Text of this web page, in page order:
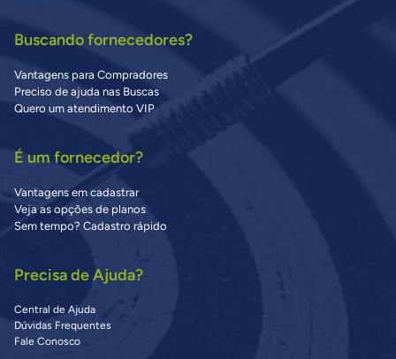
Buscando fornecedores?
Vantagens para Compradores
Preciso de ajuda nas Buscas
Quero um atendimento VIP
É um fornecedor?
Vantagens em cadastrar
Veja as opções de planos
Sem tempo? Cadastro rápido
Precisa de Ajuda?
Central de Ajuda
Dúvidas Frequentes
Fale Conosco